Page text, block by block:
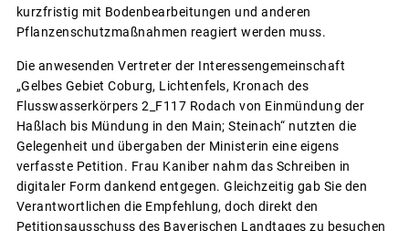
kurzfristig mit Bodenbearbeitungen und anderen
Pflanzenschutzmaßnahmen reagiert werden muss.
Die anwesenden Vertreter der Interessengemeinschaft
„Gelbes Gebiet Coburg, Lichtenfels, Kronach des
Flusswasserkörpers 2_F117 Rodach von Einmündung der
Haßlach bis Mündung in den Main; Steinach“ nutzten die
Gelegenheit und übergaben der Ministerin eine eigens
verfasste Petition. Frau Kaniber nahm das Schreiben in
digitaler Form dankend entgegen. Gleichzeitig gab Sie den
Verantwortlichen die Empfehlung, doch direkt den
Petitionsausschuss des Bayerischen Landtages zu besuchen